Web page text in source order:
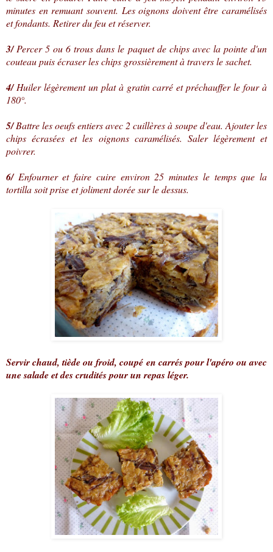
minutes en remuant souvent. Les oignons doivent être caramélisés
et fondants. Retirer du feu et réserver.
3/Percer 5 ou 6 trous dans le paquet de chips avec la pointe d'un
couteau puis écraser les chips grossièrement à travers le sachet.
4/Huiler légèrement un plat à gratin carré et préchauffer le four à
180°.
5/Battre les oeufs entiers avec 2 cuillères à soupe d'eau. Ajouter les
chips écrasées et les oignons caramélisés. Saler légèrement et
poivrer.
6/Enfourner et faire cuire environ 25 minutes le temps que la
tortilla soit prise et joliment dorée sur le dessus.
Servir chaud, tiède ou froid, coupé en carrés pour l'apéro ou avec
une salade et des crudités pour un repas léger.